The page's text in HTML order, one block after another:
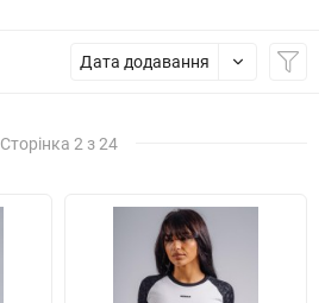
Дата додавання
Сторінка 2 з 24